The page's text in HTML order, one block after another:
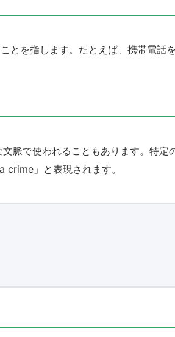
とを指します。たとえば、携帯電話
文脈で使われることもあります。特
」と表現されます。